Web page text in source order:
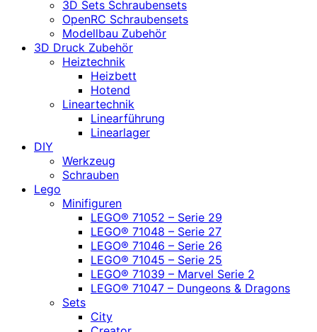
3D Sets Schraubensets
OpenRC Schraubensets
Modellbau Zubehör
3D Druck Zubehör
Heiztechnik
Heizbett
Hotend
Lineartechnik
Linearführung
Linearlager
DIY
Werkzeug
Schrauben
Lego
Minifiguren
LEGO® 71052 – Serie 29
LEGO® 71048 – Serie 27
LEGO® 71046 – Serie 26
LEGO® 71045 – Serie 25
LEGO® 71039 – Marvel Serie 2
LEGO® 71047 – Dungeons & Dragons
Sets
City